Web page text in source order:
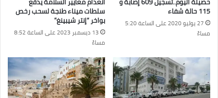
115 حالة شفاء
27 يوليو 2020 على الساعة 5:20
مساءً
سلطات ميناء طنجة لسحب رخص
بواخر “إنتر شيبينغ”
13 ديسمبر 2023 على الساعة 8:52
مساءً